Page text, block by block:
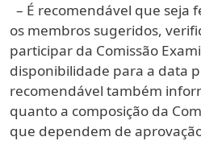
– É recomendável que seja
os membros sugeridos,
participar da Comissão
disponibilidade para a data
recomendável também
quanto a composição da
que dependem de